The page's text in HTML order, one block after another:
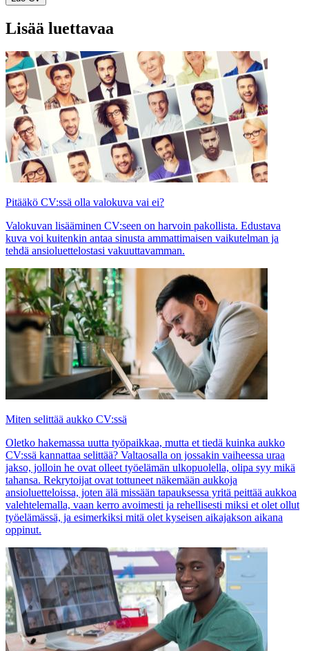
Lisää luettavaa
Pitääkö CV:ssä olla valokuva vai ei?
Valokuvan lisääminen CV:seen on harvoin pakollista. Edustava
kuva voi kuitenkin antaa sinusta ammattimaisen vaikutelman ja
tehdä ansioluettelostasi vakuuttavamman.
Miten selittää aukko CV:ssä
Oletko hakemassa uutta työpaikkaa, mutta et tiedä kuinka aukko
CV:ssä kannattaa selittää? Valtaosalla on jossakin vaiheessa uraa
jakso, jolloin he ovat olleet työelämän ulkopuolella, olipa syy mikä
tahansa. Rekrytoijat ovat tottuneet näkemään aukkoja
ansioluetteloissa, joten älä missään tapauksessa yritä peittää aukkoa
valehtelemalla, vaan kerro avoimesti ja rehellisesti miksi et olet ollut
työelämässä, ja esimerkiksi mitä olet kyseisen aikajakson aikana
oppinut.